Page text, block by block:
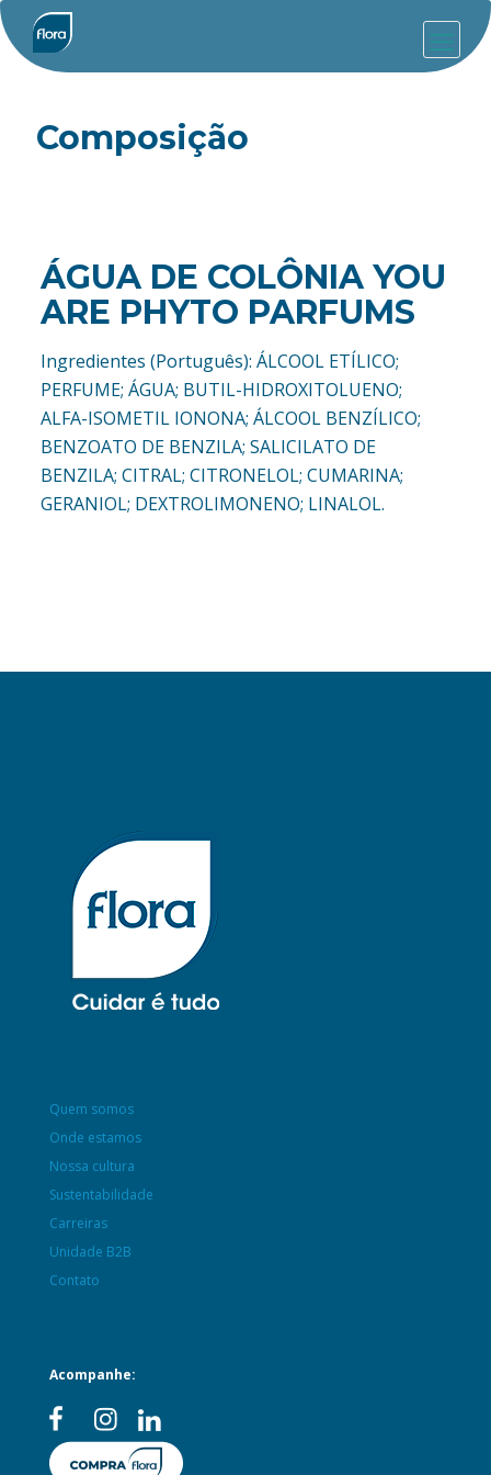
Composição
ÁGUA DE COLÔNIA YOU
ARE PHYTO PARFUMS
Ingredientes (Português): ÁLCOOL ETÍLICO;
PERFUME; ÁGUA; BUTIL-HIDROXITOLUENO;
ALFA-ISOMETIL IONONA; ÁLCOOL BENZÍLICO;
BENZOATO DE BENZILA; SALICILATO DE
BENZILA; CITRAL; CITRONELOL; CUMARINA;
GERANIOL; DEXTROLIMONENO; LINALOL.
Quem somos
Onde estamos
Nossa cultura
Sustentabilidade
Carreiras
Unidade B2B
Contato
Acompanhe: